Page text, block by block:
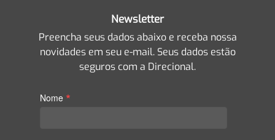
Newsletter
Preencha seus dados abaixo e receba nossa
novidades em seu e-mail. Seus dados estão
seguros com a Direcional.
Nome *